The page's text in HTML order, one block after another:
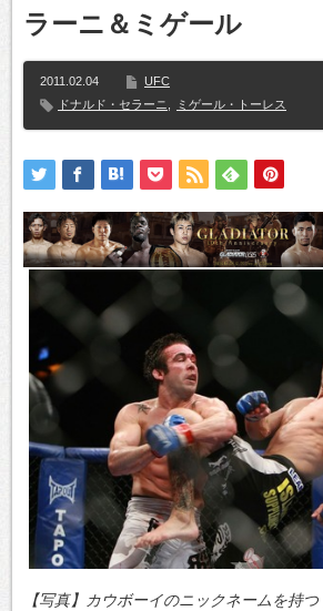
ラーニ＆ミゲール
2011.02.04
UFC
ドナルド・セラーニ
ミゲール・トーレス
【写真】カウボーイのニックネームを持つ